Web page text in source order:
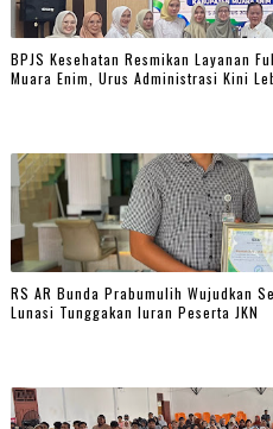
BPJS Kesehatan Resmikan Layanan
Muara Enim, Urus Administrasi Kini
RS AR Bunda Prabumulih Wujudkan
Lunasi Tunggakan Iuran Peserta JKN